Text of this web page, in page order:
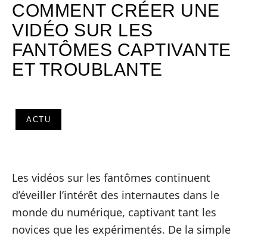
COMMENT CRÉER UNE
VIDÉO SUR LES
FANTÔMES CAPTIVANTE
ET TROUBLANTE
ACTU
Les vidéos sur les fantômes continuent
d’éveiller l’intérêt des internautes dans le
monde du numérique, captivant tant les
novices que les expérimentés. De la simple